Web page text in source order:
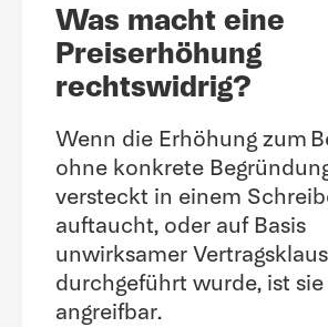
Was macht eine
Preiserhöhung
rechtswidrig?
Wenn die Erhöhung zum
ohne konkrete
versteckt in einem
auftaucht, oder auf Basis
unwirksamer
durchgeführt wurde, ist
angreifbar.